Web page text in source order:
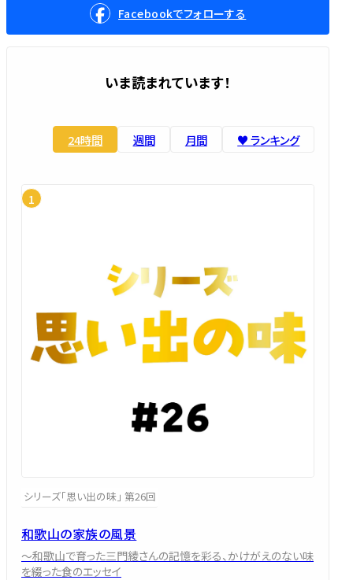
Facebookでフォローする
いま読まれています！
24時間 週間 月間 ♥️ ランキング
シリーズ「思い出の味」 第26回
和歌山の家族の風景
～和歌山で育った三門綾さんの記憶を彩る、かけがえのない味
を綴った食のエッセイ